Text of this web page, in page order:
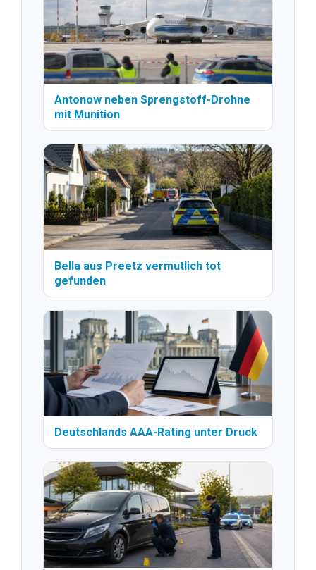
Antonow neben Sprengstoff-Drohne
mit Munition
Bella aus Preetz vermutlich tot
gefunden
Deutschlands AAA-Rating unter Druck